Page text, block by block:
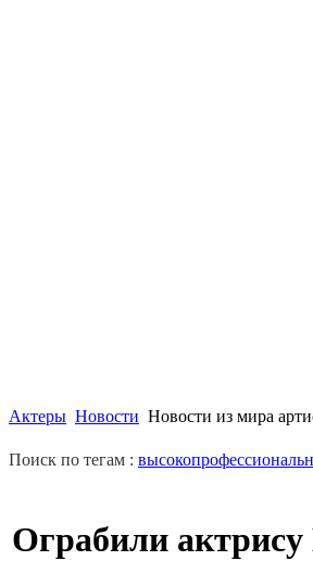
Актеры Новости Новости из мира
Поиск по тегам :
Ограбили